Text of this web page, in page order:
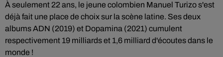
À seulement 22 ans, le jeune colombien Manuel Turizo s'est
déjà fait une place de choix sur la scène latine. Ses deux
albums ADN (2019) et Dopamina (2021) cumulent
respectivement 19 milliards et 1,6 milliard d'écoutes dans le
monde !